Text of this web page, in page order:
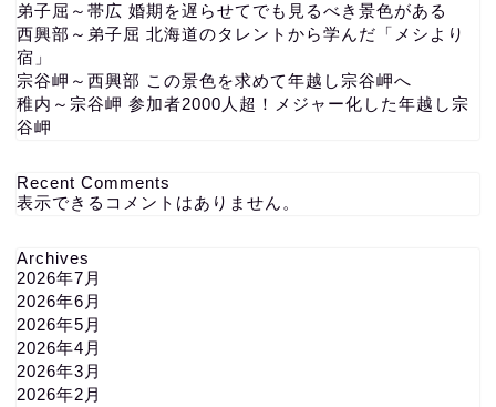
弟子屈～帯広 婚期を遅らせてでも見るべき景色がある
西興部～弟子屈 北海道のタレントから学んだ「メシより
宿」
宗谷岬～西興部 この景色を求めて年越し宗谷岬へ
稚内～宗谷岬 参加者2000人超！メジャー化した年越し宗
谷岬
Recent Comments
表示できるコメントはありません。
Archives
2026年7月
2026年6月
2026年5月
2026年4月
2026年3月
2026年2月